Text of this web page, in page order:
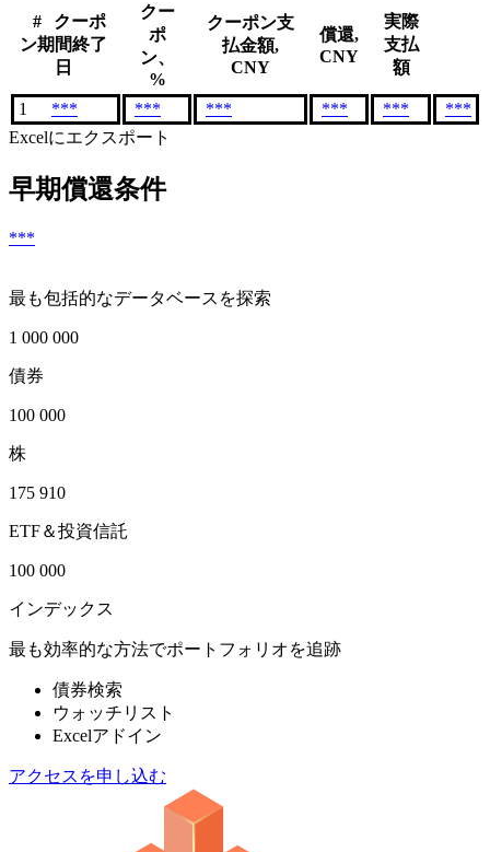
#
クーポ
ン期間終了
日
クー
ポ
ン、
%
クーポン支
払金額,
CNY
償還,
CNY
実際
支払
額
1 *** *** *** *** ***
***
Excelにエクスポート
早期償還条件
***
最も包括的なデータベースを探索
1 000 000
債券
100 000
株
175 910
ETF＆投資信託
100 000
インデックス
最も効率的な方法でポートフォリオを追跡
債券検索
ウォッチリスト
Excelアドイン
アクセスを申し込む